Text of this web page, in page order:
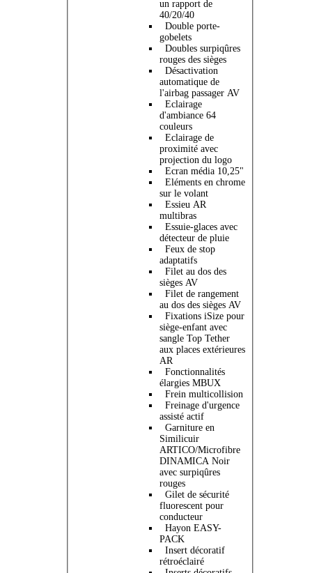
un rapport de
40/20/40
Double porte-
gobelets
Doubles surpiqûres
rouges des sièges
Désactivation
automatique de
l'airbag passager AV
Eclairage
d'ambiance 64
couleurs
Eclairage de
proximité avec
projection du logo
Ecran média 10,25"
Eléments en chrome
sur le volant
Essieu AR
multibras
Essuie-glaces avec
détecteur de pluie
Feux de stop
adaptatifs
Filet au dos des
sièges AV
Filet de rangement
au dos des sièges AV
Fixations iSize pour
siège-enfant avec
sangle Top Tether
aux places extérieures
AR
Fonctionnalités
élargies MBUX
Frein multicollision
Freinage d'urgence
assisté actif
Garniture en
Similicuir
ARTICO/Microfibre
DINAMICA Noir
avec surpiqûres
rouges
Gilet de sécurité
fluorescent pour
conducteur
Hayon EASY-
PACK
Insert décoratif
rétroéclairé